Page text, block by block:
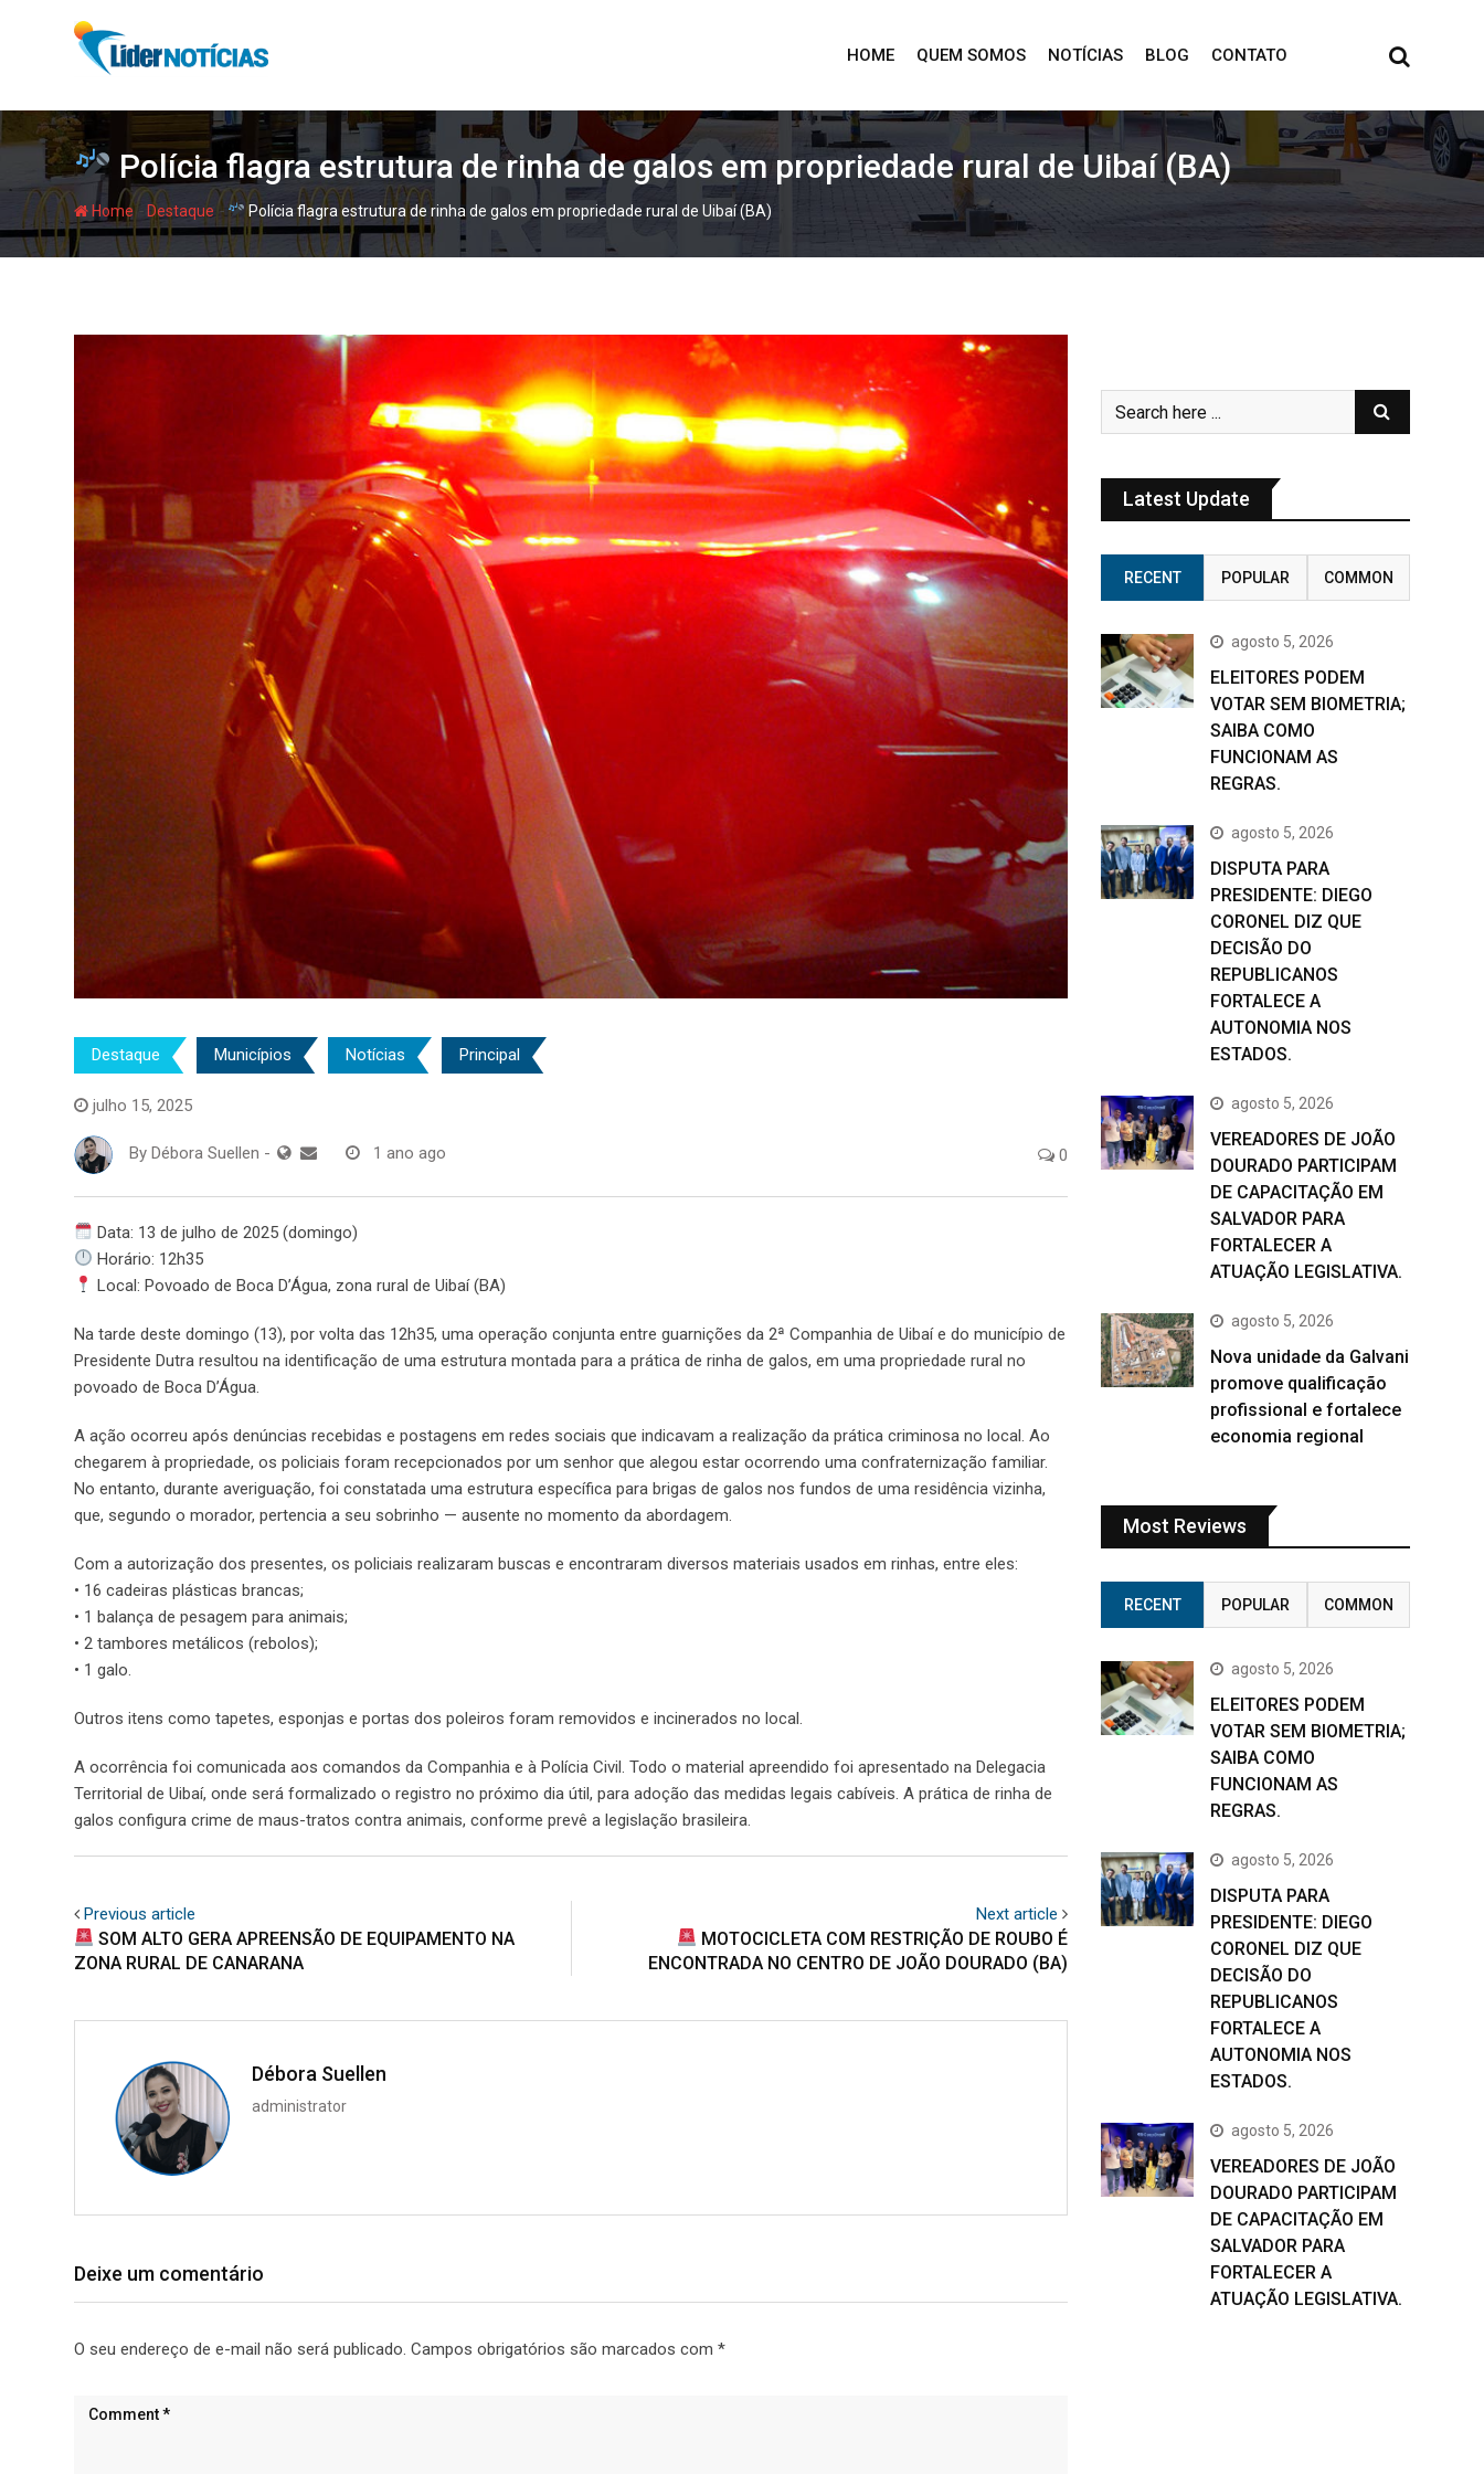
HOME QUEM SOMOS NOTÍCIAS BLOG CONTATO
Polícia flagra estrutura de rinha de galos em propriedade rural de Uibaí (BA)
Home - Destaque - Polícia flagra estrutura de rinha de galos em propriedade rural de Uibaí (BA)
Destaque Municípios Notícias Principal
julho 15, 2025
By Débora Suellen - 1 ano ago 0
Data: 13 de julho de 2025 (domingo)
Horário: 12h35
Local: Povoado de Boca D’Água, zona rural de Uibaí (BA)
Na tarde deste domingo (13), por volta das 12h35, uma operação conjunta entre guarnições da 2ª Companhia de Uibaí e do município de
Presidente Dutra resultou na identificação de uma estrutura montada para a prática de rinha de galos, em uma propriedade rural no
povoado de Boca D’Água.
A ação ocorreu após denúncias recebidas e postagens em redes sociais que indicavam a realização da prática criminosa no local. Ao
chegarem à propriedade, os policiais foram recepcionados por um senhor que alegou estar ocorrendo uma confraternização familiar.
No entanto, durante averiguação, foi constatada uma estrutura específica para brigas de galos nos fundos de uma residência vizinha,
que, segundo o morador, pertencia a seu sobrinho — ausente no momento da abordagem.
Com a autorização dos presentes, os policiais realizaram buscas e encontraram diversos materiais usados em rinhas, entre eles:
• 16 cadeiras plásticas brancas;
• 1 balança de pesagem para animais;
• 2 tambores metálicos (rebolos);
• 1 galo.
Outros itens como tapetes, esponjas e portas dos poleiros foram removidos e incinerados no local.
A ocorrência foi comunicada aos comandos da Companhia e à Polícia Civil. Todo o material apreendido foi apresentado na Delegacia
Territorial de Uibaí, onde será formalizado o registro no próximo dia útil, para adoção das medidas legais cabíveis. A prática de rinha de
galos configura crime de maus-tratos contra animais, conforme prevê a legislação brasileira.
Previous article
SOM ALTO GERA APREENSÃO DE EQUIPAMENTO NA
ZONA RURAL DE CANARANA
Next article
MOTOCICLETA COM RESTRIÇÃO DE ROUBO É
ENCONTRADA NO CENTRO DE JOÃO DOURADO (BA)
Débora Suellen
administrator
Deixe um comentário
O seu endereço de e-mail não será publicado. Campos obrigatórios são marcados com *
Latest Update
RECENT POPULAR COMMON
agosto 5, 2026
ELEITORES PODEM
VOTAR SEM BIOMETRIA;
SAIBA COMO
FUNCIONAM AS
REGRAS.
agosto 5, 2026
DISPUTA PARA
PRESIDENTE: DIEGO
CORONEL DIZ QUE
DECISÃO DO
REPUBLICANOS
FORTALECE A
AUTONOMIA NOS
ESTADOS.
agosto 5, 2026
VEREADORES DE JOÃO
DOURADO PARTICIPAM
DE CAPACITAÇÃO EM
SALVADOR PARA
FORTALECER A
ATUAÇÃO LEGISLATIVA.
agosto 5, 2026
Nova unidade da Galvani
promove qualificação
profissional e fortalece
economia regional
Most Reviews
RECENT POPULAR COMMON
agosto 5, 2026
ELEITORES PODEM
VOTAR SEM BIOMETRIA;
SAIBA COMO
FUNCIONAM AS
REGRAS.
agosto 5, 2026
DISPUTA PARA
PRESIDENTE: DIEGO
CORONEL DIZ QUE
DECISÃO DO
REPUBLICANOS
FORTALECE A
AUTONOMIA NOS
ESTADOS.
agosto 5, 2026
VEREADORES DE JOÃO
DOURADO PARTICIPAM
DE CAPACITAÇÃO EM
SALVADOR PARA
FORTALECER A
ATUAÇÃO LEGISLATIVA.